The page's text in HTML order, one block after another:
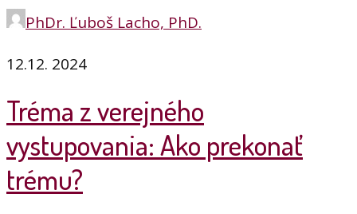
PhDr. Ľuboš Lacho, PhD.
12.12. 2024
Tréma z verejného
vystupovania: Ako prekonať
trému?